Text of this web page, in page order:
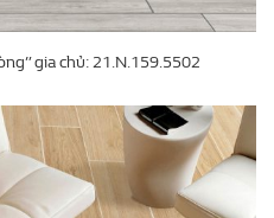
gia chủ: 21.N.159.5502